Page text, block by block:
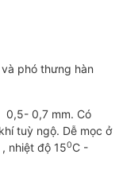
phó th­­ưng hàn
0,5- 0,7 mm. Có
tuỳ ngộ. Dễ mọc ở
nhiệt độ 150C -